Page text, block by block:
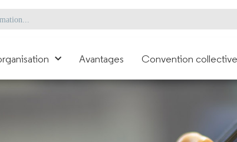
Avantages Convention collective